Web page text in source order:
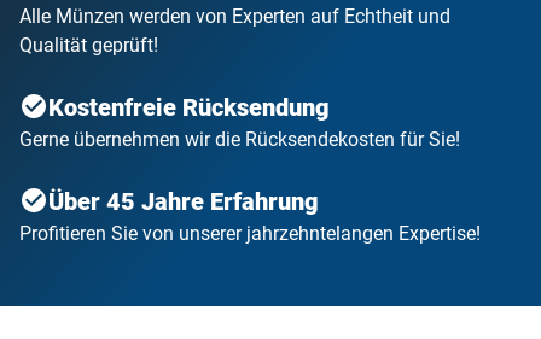
Alle Münzen werden von Experten auf Echtheit und
Qualität geprüft!
Kostenfreie Rücksendung
Gerne übernehmen wir die Rücksendekosten für Sie!
Über 45 Jahre Erfahrung
Profitieren Sie von unserer jahrzehntelangen Expertise!